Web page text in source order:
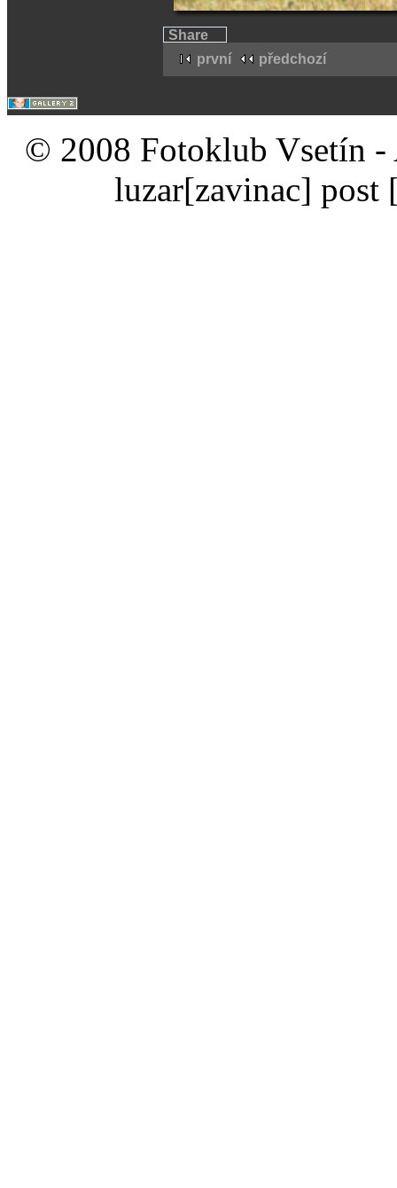
Share
první
předchozí
© 2008 Fotoklub Vsetín -
luzar[zavinac] post